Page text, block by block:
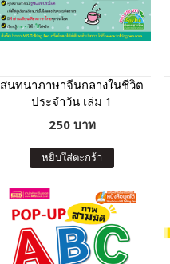
สนทนาภาษาจีนกลางในชีวิต
ประจำวัน เล่ม 1
250 บาท
หยิบใส่ตะกร้า